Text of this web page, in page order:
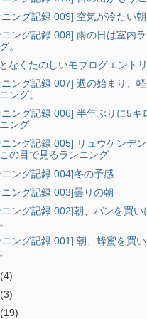
ング記録 009] 空気が冷たい朝
ング記録 008] 雨の日は室内ラ
。
なくたのしいモブログエント
ング記録 007] 週の始まり、軽
ング。
ング記録 006] 半年ぶりに5キ
ング
ング記録 005] リュウケンデ
の目で見るランニング
ング記録 004]冬の予感
ング記録 003]曇りの朝
ング記録 002]朝、パンを買い
ング記録 001] 朝、蜂蜜を買
(4)
(3)
(19)